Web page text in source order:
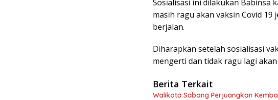
Sosialisasi ini dilakukan Babinsa
masih ragu akan vaksin Covid 19
berjalan.
Diharapkan setelah sosialisasi
mengerti dan tidak ragu lagi akan
Berita Terkait
Walikota Sabang Perjuangkan